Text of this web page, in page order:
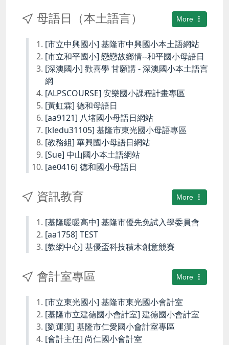
More
母語日（本土語言）
[市立中興國小] 基隆市中興國小本土語網站
[市立和平國小] 戀戀故鄉情--和平國小母語日
[深澳國小] 歡喜學 甘願講 - 深澳國小本土語言
網
[ALPSCOURSE] 安樂國小課程計畫專區
[黃虹霖] 德和母語日
[aa9121] 八堵國小母語日網站
[kledu31105] 基隆市東光國小母語專區
[教務組] 華興國小母語日網站
[Sue] 中山國小本土語網站
[ae0416] 德和國小母語日
More
資訊教育
[基隆暖暖高中] 基隆市優先免試入學委員會
[aa1758] TEST
[教網中心] 基優盃科技積木創意競賽
More
會計室專區
[市立東光國小] 基隆市東光國小會計室
[基隆市立建德國小會計室] 建德國小會計室
[劉運漢] 基隆市仁愛國小會計室專區
[會計主任] 尚仁國小會計室